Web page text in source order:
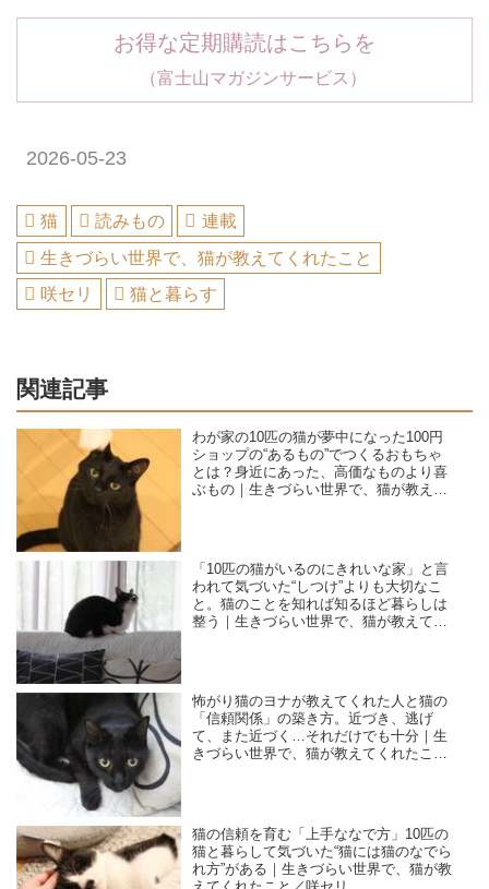
お得な定期購読はこちらを
（富士山マガジンサービス）
2026-05-23
猫 読みもの
連載
生きづらい世界で、猫が教えてくれたこと
咲セリ
猫と暮らす
関連記事
わが家の10匹の猫が夢中になった100円
ショップの“あるもの”でつくるおもちゃ
とは？身近にあった、高価なものより喜
ぶもの｜生きづらい世界で、猫が教えて
「10匹の猫がいるのにきれいな家」と言
われて気づいた“しつけ”よりも大切なこ
と。猫のことを知れば知るほど暮らしは
整う｜生きづらい世界で、猫が教えてく
怖がり猫のヨナが教えてくれた人と猫の
「信頼関係」の築き方。近づき、逃げ
て、また近づく…それだけでも十分｜生
きづらい世界で、猫が教えてくれたこと
猫の信頼を育む「上手ななで方」10匹の
猫と暮らして気づいた“猫には猫のなでら
れ方”がある｜生きづらい世界で、猫が教